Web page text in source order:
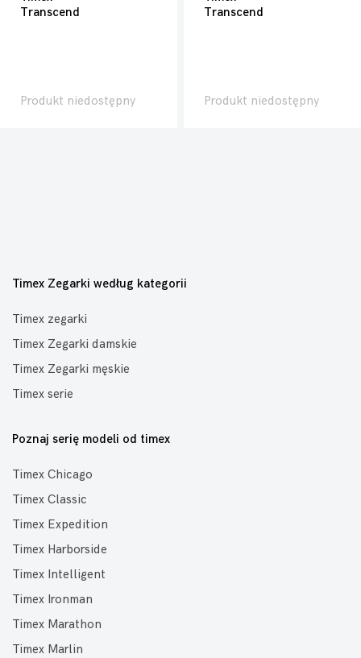
Transcend
Produkt niedostępny
Transcend
Produkt niedostępny
Timex Zegarki według kategorii
Timex zegarki
Timex Zegarki damskie
Timex Zegarki męskie
Timex serie
Poznaj serię modeli od timex
Timex Chicago
Timex Classic
Timex Expedition
Timex Harborside
Timex Intelligent
Timex Ironman
Timex Marathon
Timex Marlin